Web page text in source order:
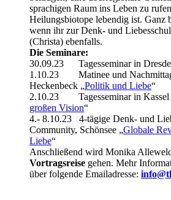
sprachigen Raum ins Leben zu
Heilungsbiotope lebendig ist. Ganz
wenn ihr zur Denk- und
(Christa) ebenfalls.
Die Seminare:
30.09.23 Tagesseminar in
1.10.23 Matinee und
Heckenbeck „Politik und Liebe“
2.10.23 Tagesseminar in Kassel
großen Vision“
4.- 8.10.23 4-tägige Denk- und
Community, Schönsee „Globale
Liebe“
Anschließend wird Monika
Vortragsreise gehen. Mehr
über folgende Emailadresse: